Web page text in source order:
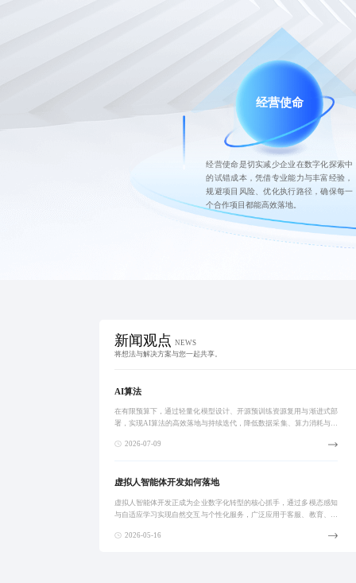
经营使命
经营使命是切实减少企业在数字化探索中
的试错成本，凭借专业能力与丰富经验，
规避项目风险、优化执行路径，确保每一
个合作项目都能高效落地。
新闻观点 NEWS
将想法与解决方案与您一起共享。
AI算法
在有限预算下，通过轻量化模型设计、开源预训练资源复用与渐进式部
署，实现AI算法的高效落地与持续迭代，降低数据采集、算力消耗与维
2026-07-09
虚拟人智能体开发如何落地
虚拟人智能体开发正成为企业数字化转型的核心抓手，通过多模态感知
与自适应学习实现自然交互与个性化服务，广泛应用于客服、教育、直
2026-05-16